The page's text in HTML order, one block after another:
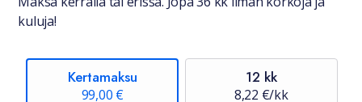
kuluja!
Kertamaksu
99,00 €
12 kk
8,22 €/kk